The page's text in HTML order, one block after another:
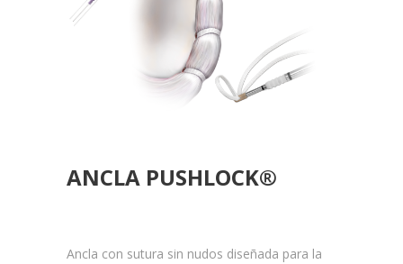
ANCLA PUSHLOCK®
Ancla con sutura sin nudos diseñada para la